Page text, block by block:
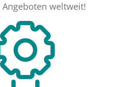
Angeboten weltweit!